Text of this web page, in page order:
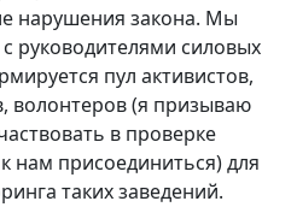
нарушения закона. Мы
руководителями силовых
пул активистов,
волонтеров (я призываю
в проверке
нам присоединиться) для
таких заведений.